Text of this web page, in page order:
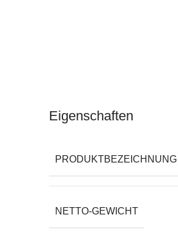
Eigenschaften
PRODUKTBEZEICHNUNG
NETTO-GEWICHT